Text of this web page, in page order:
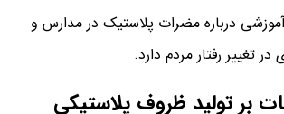
درباره مضرات پلاستیک در مدارس و
تغییر رفتار مردم دارد.